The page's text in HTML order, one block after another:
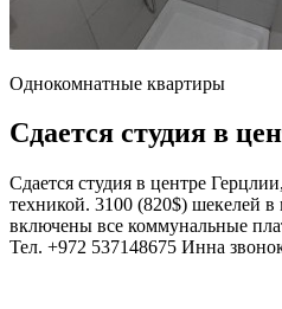
Однокомнатные квартиры
Сдается студия в
Сдается студия в центре
техникой. 3100 (820$) шекелей
включены все коммунальные
Тел. +972 537148675 Инна